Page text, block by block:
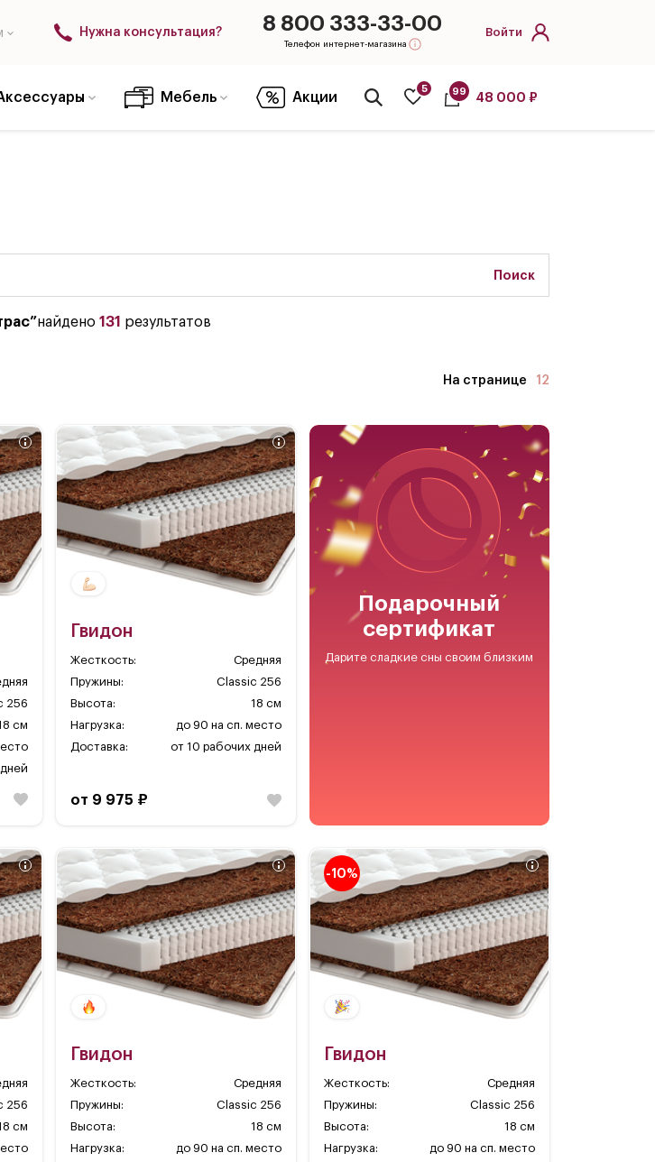
Нужна консультация? 8 800 333-33-00
Телефон интернет-магазина
Войти
Мебель Акции
5 99 48 000 ₽
Поиск
найдено 131 результатов
На странице 12
256
см
Гвидон
Жесткость:
Средняя
Пружины:
Classic 256
Высота:
18 см
Нагрузка:
до 90 на сп. место
Доставка:
от 10 рабочих дней
от 9 975 ₽
Подарочный
сертификат
Дарите сладкие сны своим близким
256
см
Гвидон
Жесткость:
Средняя
Пружины:
Classic 256
Высота:
18 см
Нагрузка:
до 90 на сп. место
-10%
Гвидон
Жесткость:
Средняя
Пружины:
Classic 256
Высота:
18 см
Нагрузка:
до 90 на сп. место